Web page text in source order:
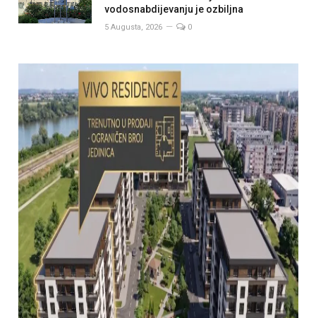
vodosnabdijevanju je ozbiljna
5 Augusta, 2026 0